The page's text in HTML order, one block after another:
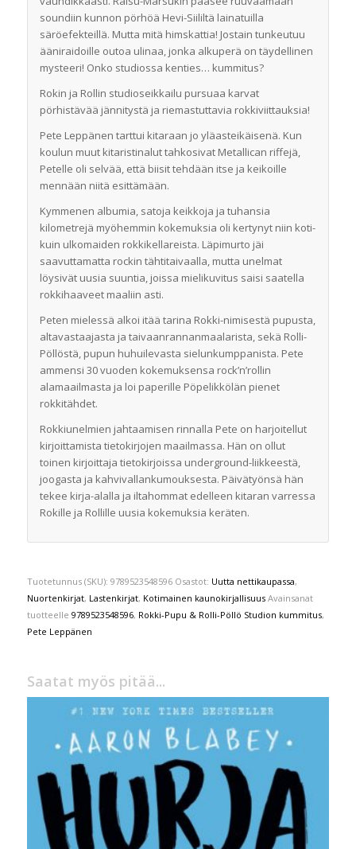
soundiin kunnon pörhöä Hevi-Siililtä lainatuilla
säröefekteillä. Mutta mitä himskattia! Jostain tunkeutuu
ääniraidoille outoa ulinaa, jonka alkuperä on täydellinen
mysteeri! Onko studiossa kenties… kummitus?
Rokin ja Rollin studioseikkailu pursuaa karvat
pörhistävää jännitystä ja riemastuttavia rokkiviittauksia!
Pete Leppänen tarttui kitaraan jo yläasteikäisenä. Kun
koulun muut kitaristinalut tahkosivat Metallican riffejä,
Petelle oli selvää, että biisit tehdään itse ja keikoille
mennään niitä esittämään.
Kymmenen albumia, satoja keikkoja ja tuhansia
kilometrejä myöhemmin kokemuksia oli kertynyt niin koti-
kuin ulkomaiden rokkikellareista. Läpimurto jäi
saavuttamatta rockin tähtitaivaalla, mutta unelmat
löysivät uusia suuntia, joissa mielikuvitus saisi saatella
rokkihaaveet maaliin asti.
Peten mielessä alkoi itää tarina Rokki-nimisestä pupusta,
altavastaajasta ja taivaanrannanmaalarista, sekä Rolli-
Pöllöstä, pupun huhuilevasta sielunkumppanista. Pete
ammensi 30 vuoden kokemuksensa rock’n’rollin
alamaailmasta ja loi paperille Pöpelikkölän pienet
rokkitähdet.
Rokkiunelmien jahtaamisen rinnalla Pete on harjoitellut
kirjoittamista tietokirjojen maailmassa. Hän on ollut
toinen kirjoittaja tietokirjoissa underground-liikkeestä,
joogasta ja kahvivallankumouksesta. Päivätyönsä hän
tekee kirja-alalla ja iltahommat edelleen kitaran varressa
Rokille ja Rollille uusia kokemuksia keräten.
Tuotetunnus (SKU): 9789523548596 Osastot: Uutta nettikaupassa,
Nuortenkirjat, Lastenkirjat, Kotimainen kaunokirjallisuus Avainsanat
tuotteelle 9789523548596, Rokki-Pupu & Rolli-Pöllö Studion kummitus,
Pete Leppänen
Saatat myös pitää...